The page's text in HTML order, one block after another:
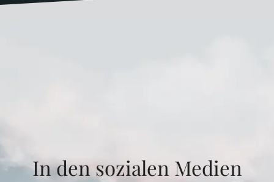
In den sozialen Medien